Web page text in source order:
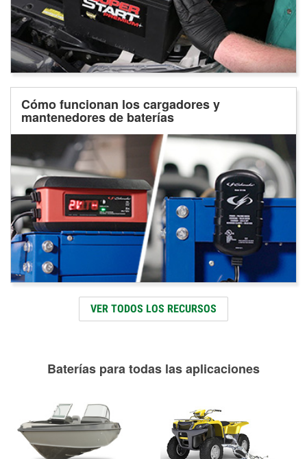
Cómo funcionan los cargadores y
mantenedores de baterías
VER TODOS LOS RECURSOS
Baterías para todas las aplicaciones